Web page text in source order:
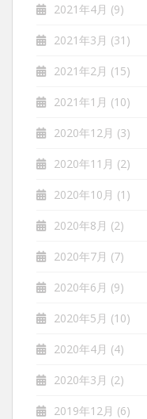
2021年4月 (9)
2021年3月 (31)
2021年2月 (15)
2021年1月 (10)
2020年12月 (3)
2020年11月 (2)
2020年10月 (1)
2020年8月 (2)
2020年7月 (7)
2020年6月 (9)
2020年5月 (10)
2020年4月 (4)
2020年3月 (2)
2019年12月 (6)